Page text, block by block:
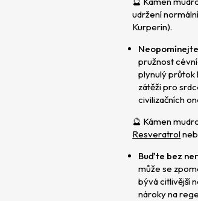
udržení
Kurperin).
pružnost
plynulý průtok
zátěži pro
civilizačních
🔮 Kámen
Resveratrol
Buďte bez
může se
bývá citlivější
nároky na